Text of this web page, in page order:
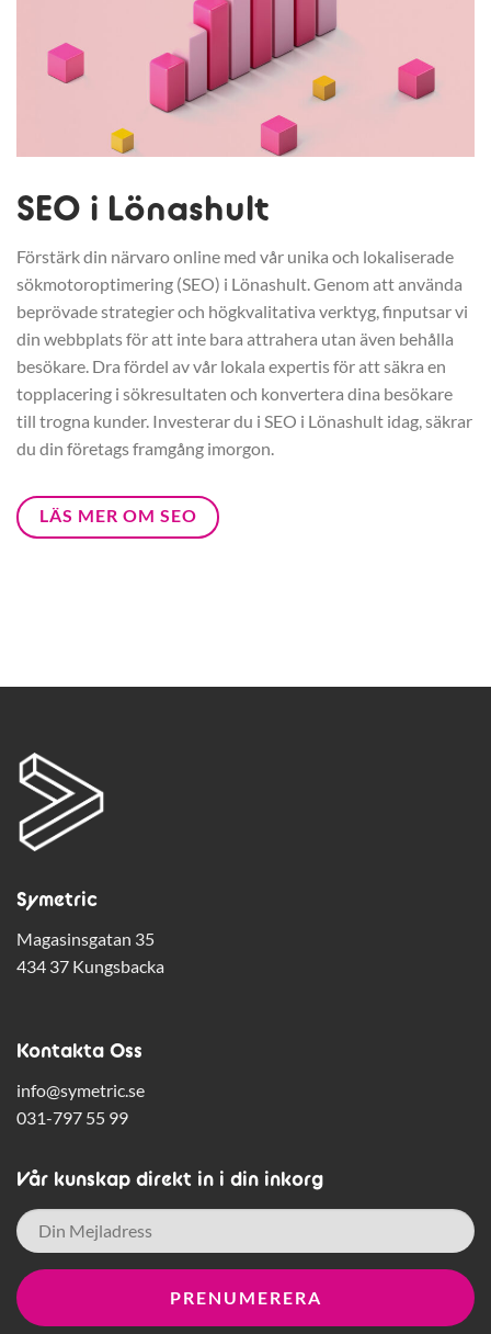
SEO i Lönashult
Förstärk din närvaro online med vår unika och lokaliserade
sökmotoroptimering (SEO) i Lönashult. Genom att använda
beprövade strategier och högkvalitativa verktyg, finputsar vi
din webbplats för att inte bara attrahera utan även behålla
besökare. Dra fördel av vår lokala expertis för att säkra en
topplacering i sökresultaten och konvertera dina besökare
till trogna kunder. Investerar du i SEO i Lönashult idag, säkrar
du din företags framgång imorgon.
LÄS MER OM SEO
Symetric
Magasinsgatan 35
434 37 Kungsbacka
Kontakta Oss
info@symetric.se
031-797 55 99
Vår kunskap direkt in i din inkorg
E-
post *